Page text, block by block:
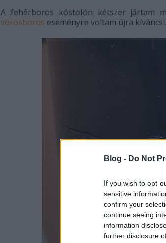
Blog - Do Not
If you wish to opt-
sensitive
confirm your
continue seeing
information
further disclosure
A fehérboros kóstolón kétszer jártam
vörösboros eseményre voltam újra kíváncsi.